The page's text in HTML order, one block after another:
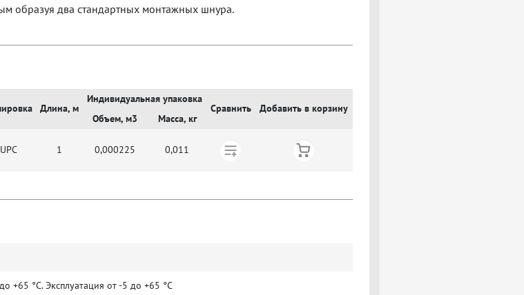
образуя два стандартных монтажных шнура.
Длина, м
Индивидуальная упаковка
Сравнить
Добавить в корзину
Объем, м3
Масса, кг
UPC 1 0,000225 0,011
+65 °C. Эксплуатация от -5 до +65 °C